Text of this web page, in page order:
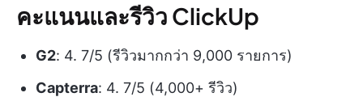
คะแนนและรีวิว ClickUp
G2: 4. 7/5 (รีวิวมากกว่า 9,000 รายการ)
Capterra: 4. 7/5 (4,000+ รีวิว)